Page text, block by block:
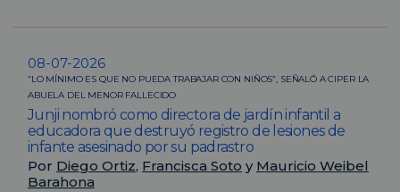
08-07-2026
“LO MÍNIMO ES QUE NO PUEDA TRABAJAR CON NIÑOS”, SEÑALÓ A CIPER LA
ABUELA DEL MENOR FALLECIDO
Junji nombró como directora de jardín infantil a
educadora que destruyó registro de lesiones de
infante asesinado por su padrastro
Por Diego Ortiz, Francisca Soto y Mauricio Weibel
Barahona